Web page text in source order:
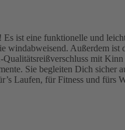
ist eine funktionelle und
Außerdem
mit
Sie begleiten Dich
Laufen, für Fitness und fürs